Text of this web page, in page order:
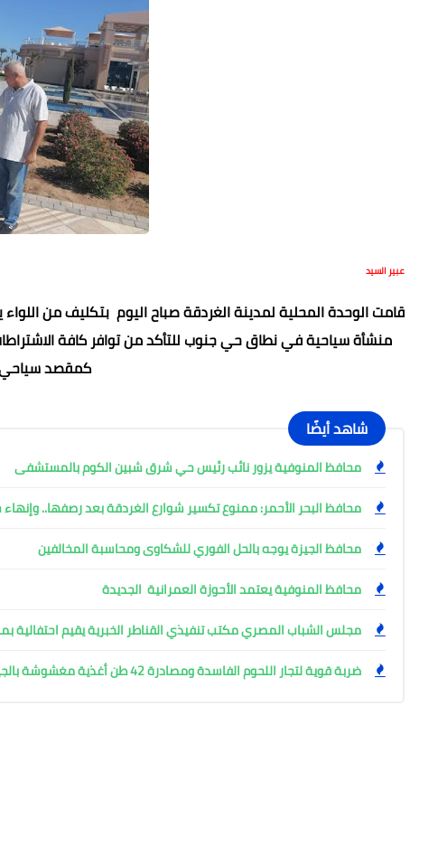
عبير السيد
منشأة سياحية في نطاق حي جنوب للتأكد من توافر كافة
كمقصد
شاهد أيضًا
محافظ المنوفية يزور نائب رئيس حي شرق شبين الكوم بالمستشفى
محافظ البحر الأحمر: ممنوع تكسير شوارع الغردقة بعد رصفها..
محافظ الجيزة يوجه بالحل الفوري للشكاوى ومحاسبة المخالفين
محافظ المنوفية يعتمد الأحوزة العمرانية الجديدة
مجلس الشباب المصري مكتب تنفيذي القناطر الخبرية يقيم احتفالية
ضربة قوية لتجار اللحوم الفاسدة ومصادرة 42 طن أغذية مغشوشة بالجيزة